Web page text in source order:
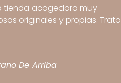
tienda acogedora muy
originales y propias. Trato
De Arriba